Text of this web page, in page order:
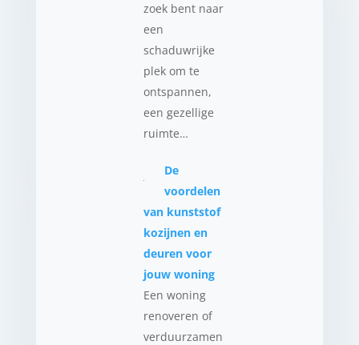
zoek bent naar
een
schaduwrijke
plek om te
ontspannen,
een gezellige
ruimte…
De
voordelen
van kunststof
kozijnen en
deuren voor
jouw woning
Een woning
renoveren of
verduurzamen